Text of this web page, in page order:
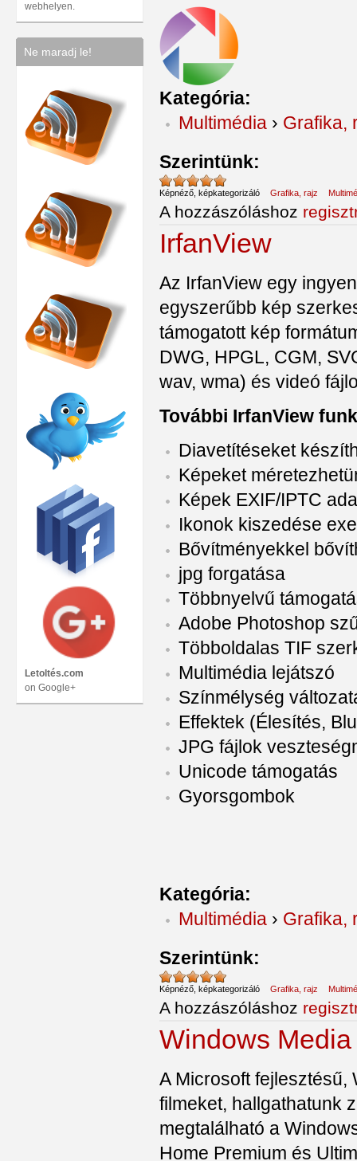
webhelyen.
Ne maradj le!
Letoltés.com
on Google+
Kategória:
Multimédia › Grafika,
Szerintünk:
Képnéző, képkategorizáló Grafika, rajz
A hozzászóláshoz
IrfanView
Az IrfanView egy
egyszerűbb kép
támogatott kép
DWG, HPGL, CGM,
wav, wma) és videó
További IrfanView
Diavetítéseket
Képeket
Képek EXIF/IPTC
Ikonok kiszedése
Bővítményekkel
jpg forgatása
Többnyelvű
Adobe Photoshop
Többoldalas TIF
Multimédia lejátszó
Színmélység
Effektek (Élesítés,
JPG fájlok
Unicode támogatás
Gyorsgombok
Kategória:
Multimédia › Grafika,
Szerintünk:
Képnéző, képkategorizáló Grafika, rajz
A hozzászóláshoz
Windows
A Microsoft fejlesztésű,
filmeket, hallgathatunk
megtalálható a
Home Premium és